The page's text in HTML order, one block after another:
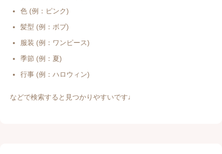
色 (例：ピンク)
髪型 (例：ボブ)
服装 (例：ワンピース)
季節 (例：夏)
行事 (例：ハロウィン)
などで検索すると見つかりやすいです♩